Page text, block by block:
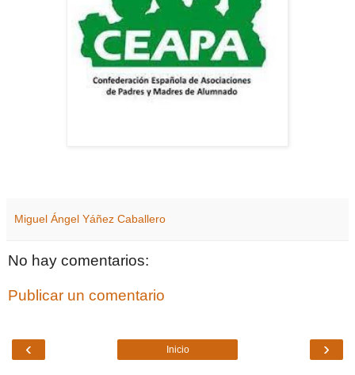
Miguel Ángel Yáñez Caballero
No hay comentarios:
Publicar un comentario
‹ ›
Inicio